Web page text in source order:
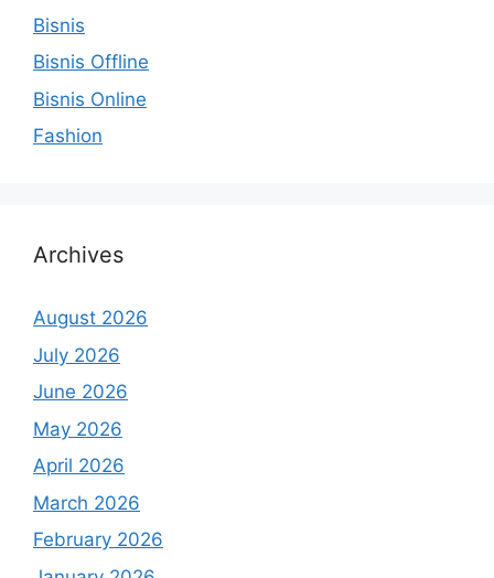
Bisnis
Bisnis Offline
Bisnis Online
Fashion
Archives
August 2026
July 2026
June 2026
May 2026
April 2026
March 2026
February 2026